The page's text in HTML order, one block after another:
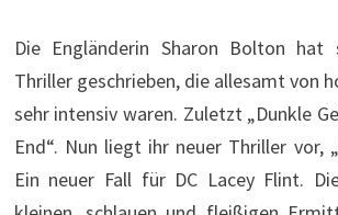
Die Engländerin Sharon Bolton hat
Thriller geschrieben, die allesamt von
sehr intensiv waren. Zuletzt „Dunkle
End“. Nun liegt ihr neuer Thriller vor,
Ein neuer Fall für DC Lacey Flint.